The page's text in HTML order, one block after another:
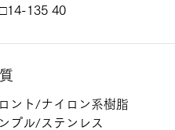
135 40
ント/ナイロン系樹脂
プル/ステンレス